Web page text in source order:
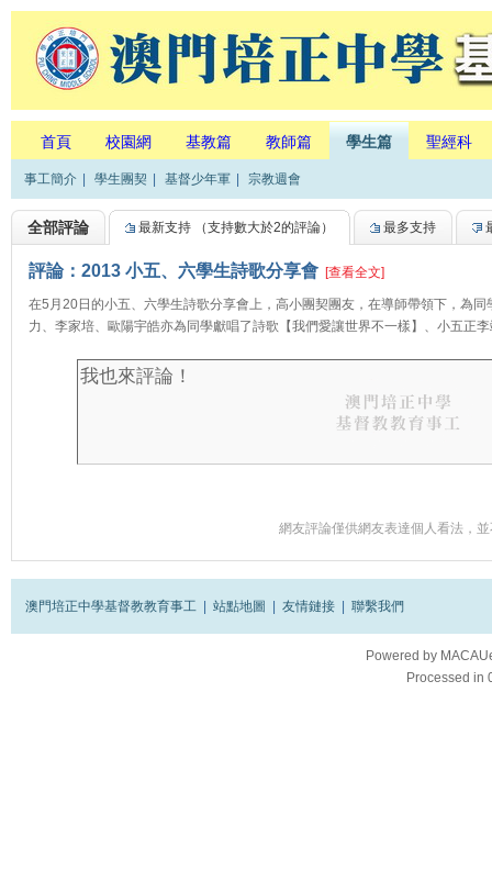
首頁 校園網 基教篇 教師篇 學生篇 聖經科
事工簡介 學生團契 基督少年軍 宗教週會
全部評論 最新支持 （支持數大於2的評論） 最多支持
評論：2013 小五、六學生詩歌分享會 [查看全文]
在5月20日的小五、六學生詩歌分享會上，高小團契團友，在導師帶領下，為
力、李家培、歐陽宇皓亦為同學獻唱了詩歌【我們愛讓世界不一樣】、小五正
網友評論僅供網友表達個人看法，
澳門培正中學基督教教育事工 站點地圖 友情鏈接 聯繫我們
Powered by
Processed in